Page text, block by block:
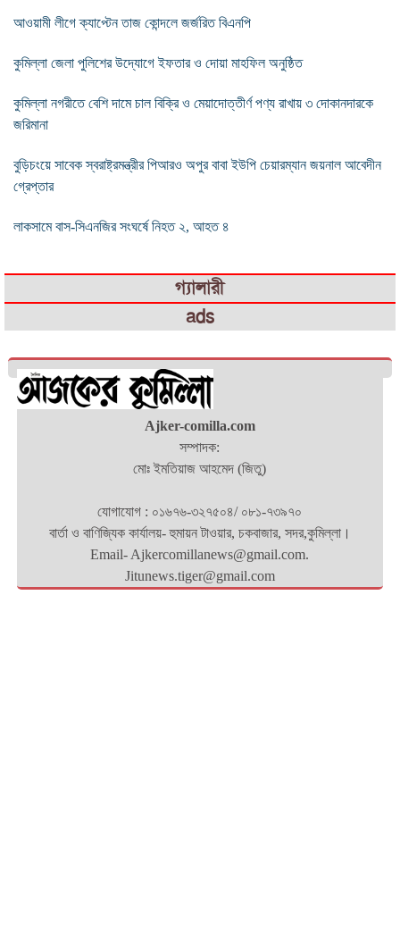
আওয়ামী লীগে ক্যাপ্টেন তাজ কোন্দলে জর্জরিত বিএনপি
কুমিল্লা জেলা পুলিশের উদ্যোগে ইফতার ও দোয়া মাহফিল অনুষ্ঠিত
কুমিল্লা নগরীতে বেশি দামে চাল বিক্রি ও মেয়াদোত্তীর্ণ পণ্য রাখায় ৩ দোকানদারকে
জরিমানা
বুড়িচংয়ে সাবেক স্বরাষ্ট্রমন্ত্রীর পিআরও অপুর বাবা ইউপি চেয়ারম্যান জয়নাল আবেদীন
গ্রেপ্তার
লাকসামে বাস-সিএনজির সংঘর্ষে নিহত ২, আহত ৪
গ্যালারী
ads
Ajker-comilla.com
সম্পাদক:
মোঃ ইমতিয়াজ আহমেদ (জিতু)
যোগাযোগ : ০১৬৭৬-৩২৭৫০৪/ ০৮১-৭৩৯৭০
বার্তা ও বাণিজ্যিক কার্যালয়- হুমায়ন টাওয়ার, চকবাজার, সদর,কুমিল্লা।
Email- Ajkercomillanews@gmail.com.
Jitunews.tiger@gmail.com